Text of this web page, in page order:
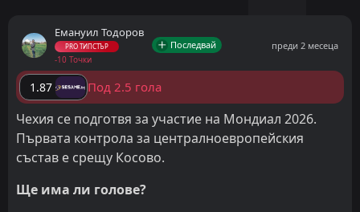
Емануил Тодоров
PRO ТИПСТЪР
-10 Точки
Последвай преди 2 месеца
1.87 Под 2.5 гола
Чехия се подготвя за участие на Мондиал 2026.
Първата контрола за централноевропейския
състав е срещу Косово.
Ще има ли голове?